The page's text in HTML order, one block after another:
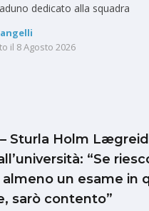
dedicato alla squadra
il 8 Agosto 2026
Sturla Holm
“Se
almeno un esame in
sarò contento”